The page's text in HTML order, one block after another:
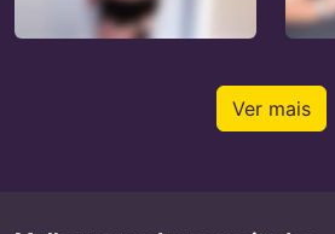
Ver mais